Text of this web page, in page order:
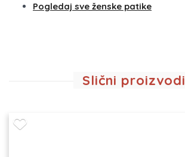
Pogledaj sve ženske patike
Slični proizvodi